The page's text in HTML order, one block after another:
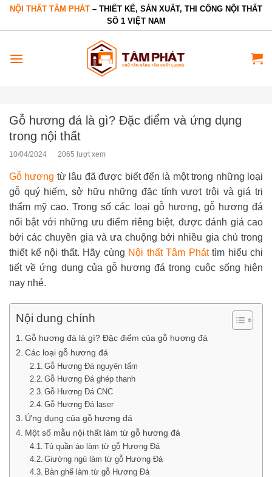
Bỏ
dung
NỘI THẤT TÂM PHÁT – THIẾT KẾ, SẢN XUẤT, THI CÔNG NỘI THẤT
SỐ 1 VIỆT NAM
Gỗ hương đá là gì? Đặc điểm và ứng dụng
trong nội thất
10/04/2024 2065 lượt xem
Gỗ hương từ lâu đã được biết đến là một trong những loại
gỗ quý hiếm, sở hữu những đặc tính vượt trội và giá trị
thẩm mỹ cao. Trong số các loại gỗ hương, gỗ hương đá
nổi bật với những ưu điểm riêng biệt, được đánh giá cao
bởi các chuyên gia và ưa chuộng bởi nhiều gia chủ trong
thiết kế nội thất. Hãy cùng Nội thất Tâm Pháttìm hiểu chi
tiết về ứng dụng của gỗ hương đá trong cuộc sống hiện
nay nhé.
Nội dung chính
Gỗ hương đá là gì? Đặc điểm của gỗ hương đá
Các loại gỗ hương đá
Gỗ Hương Đá nguyên tấm
Gỗ Hương Đá ghép thanh
Gỗ Hương Đá CNC
Gỗ Hương Đá laser
Ứng dụng của gỗ hương đá
Một số mẫu nội thất làm từ gỗ hương đá
Tủ quần áo làm từ gỗ Hương Đá
Giường ngủ làm từ gỗ Hương Đá
Bàn ghế làm từ gỗ Hương Đá